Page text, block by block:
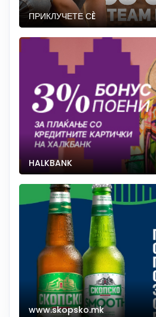
ПРИКЛУЧЕТЕ СÈ
HALKBANK
www.skopsko.mk